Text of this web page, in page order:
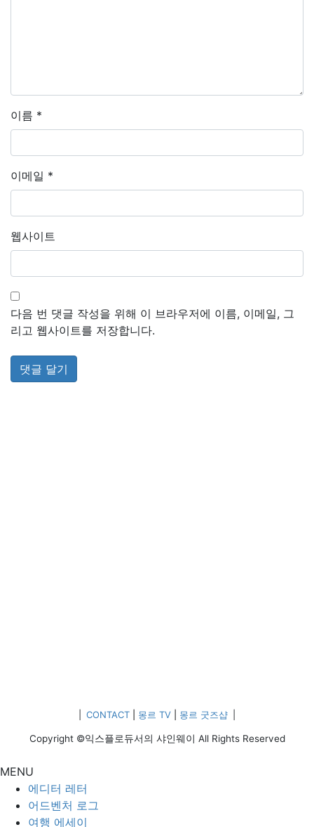
이름 *
이메일 *
웹사이트
다음 번 댓글 작성을 위해 이 브라우저에 이름, 이메일, 그
리고 웹사이트를 저장합니다.
CONTACT 몽르 TV 몽르 굿즈샵
Copyright ©익스플로듀서의 샤인웨이 All Rights Reserved
MENU
에디터 레터
어드벤처 로그
여행 에세이